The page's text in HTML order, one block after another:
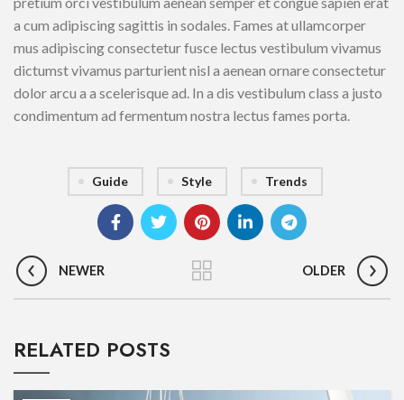
a cum adipiscing sagittis in sodales. Fames at ullamcorper
mus adipiscing consectetur fusce lectus vestibulum vivamus
dictumst vivamus parturient nisl a aenean ornare consectetur
dolor arcu a a scelerisque ad. In a dis vestibulum class a justo
condimentum ad fermentum nostra lectus fames porta.
Guide Style Trends
NEWER OLDER
RELATED POSTS